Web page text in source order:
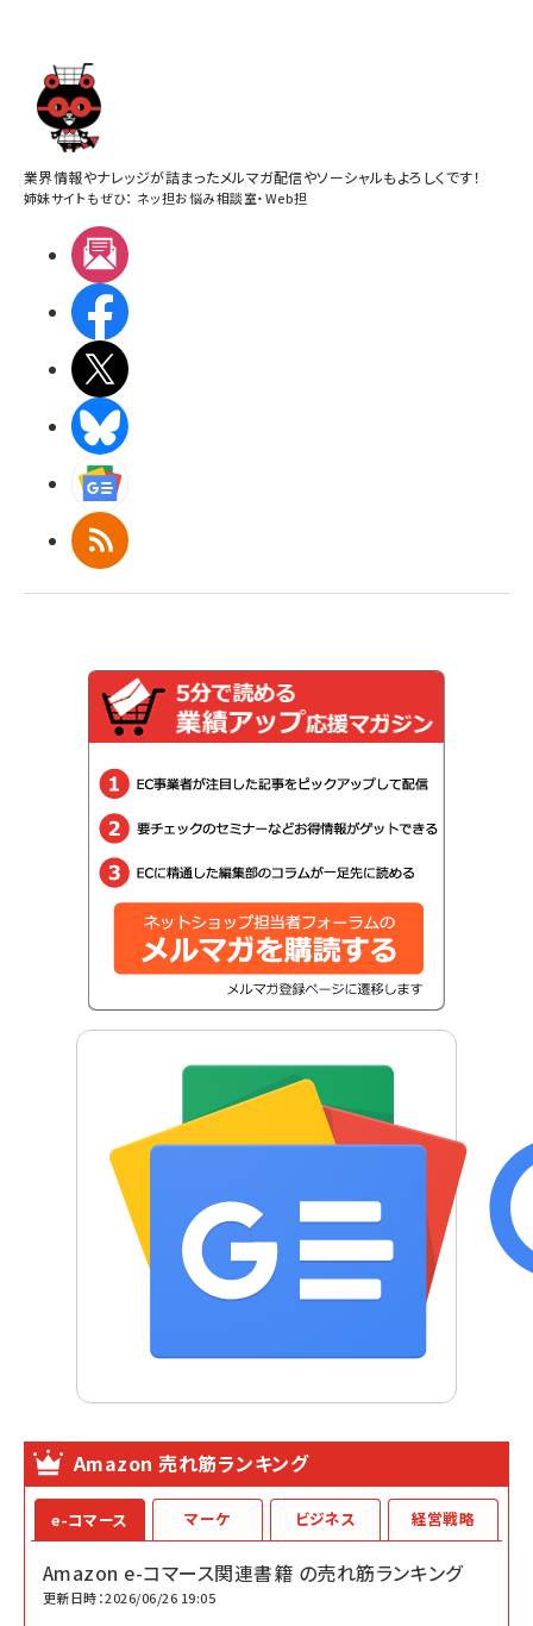
業界情報やナレッジが詰まったメルマガ配信やソーシャルもよろしくです！
姉妹サイトもぜひ： ネッ担お悩み相談室・Web担
RSS
Amazon 売れ筋ランキング
e-コマース
Amazon e-コマース関連書籍 の売れ筋ランキング
更新日時：2026/06/26 19:05
マーケ ビジネス 経営戦略